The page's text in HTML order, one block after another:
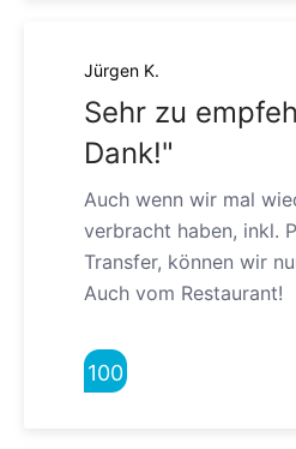
Jürgen K.
Sehr zu
Dank!"
Auch wenn wir mal
verbracht haben, inkl.
Transfer, können wir
Auch vom Restaurant!
100